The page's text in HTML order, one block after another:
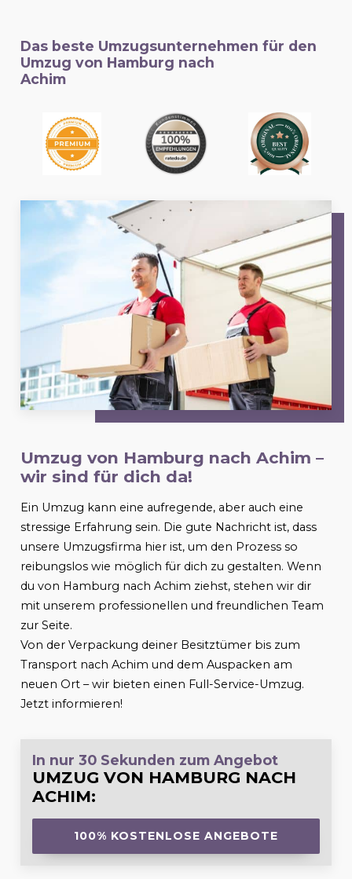
Das beste Umzugsunternehmen für den
Umzug von Hamburg nach
Achim
Umzug von Hamburg nach Achim –
wir sind für dich da!
Ein Umzug kann eine aufregende, aber auch eine
stressige Erfahrung sein. Die gute Nachricht ist, dass
unsere Umzugsfirma hier ist, um den Prozess so
reibungslos wie möglich für dich zu gestalten. Wenn
du von Hamburg nach Achim ziehst, stehen wir dir
mit unserem professionellen und freundlichen Team
zur Seite.
Von der Verpackung deiner Besitztümer bis zum
Transport nach Achim und dem Auspacken am
neuen Ort – wir bieten einen Full-Service-Umzug.
Jetzt informieren!
In nur 30 Sekunden zum Angebot
UMZUG VON HAMBURG NACH
ACHIM:
100% KOSTENLOSE ANGEBOTE